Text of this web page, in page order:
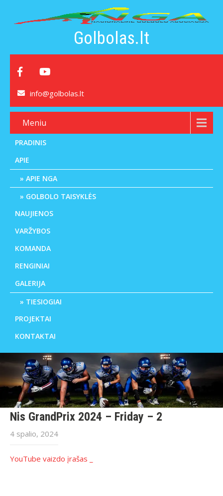
Golbolas.lt
info@golbolas.lt
Meniu
PRADINIS
APIE
APIE NGA
GOLBOLO TAISYKLĖS
NAUJIENOS
VARŽYBOS
KOMANDA
RENGINIAI
GALERIJA
TIESIOGIAI
PROJEKTAI
KONTAKTAI
Nis GrandPrix 2024 – Friday – 2
4 spalio, 2024
YouTube vaizdo įrašas _